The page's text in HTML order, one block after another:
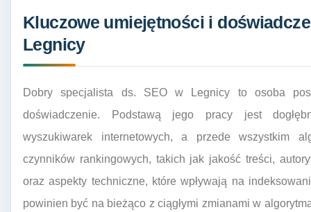
Kluczowe umiejętności i
Legnicy
Dobry specjalista ds. SEO w Legnicy to osoba
doświadczenie. Podstawą jego pracy jest
wyszukiwarek internetowych, a przede wszystkim
czynników rankingowych, takich jak jakość treści,
oraz aspekty techniczne, które wpływają na
powinien być na bieżąco z ciągłymi zmianami w